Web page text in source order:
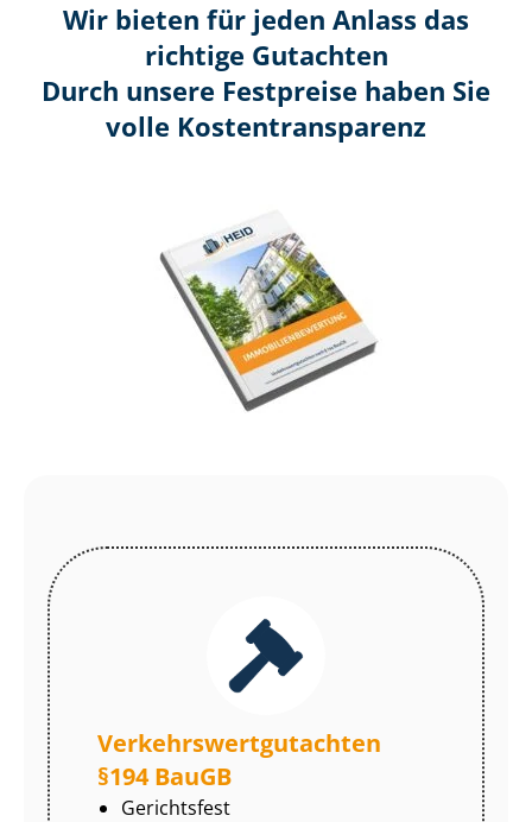
Wir bieten für jeden Anlass das
richtige Gutachten
Durch unsere Festpreise haben Sie
volle Kosten­transparenz
Ver­kehrs­wert­gut­ach­ten
§194 BauGB
Gerichtsfest